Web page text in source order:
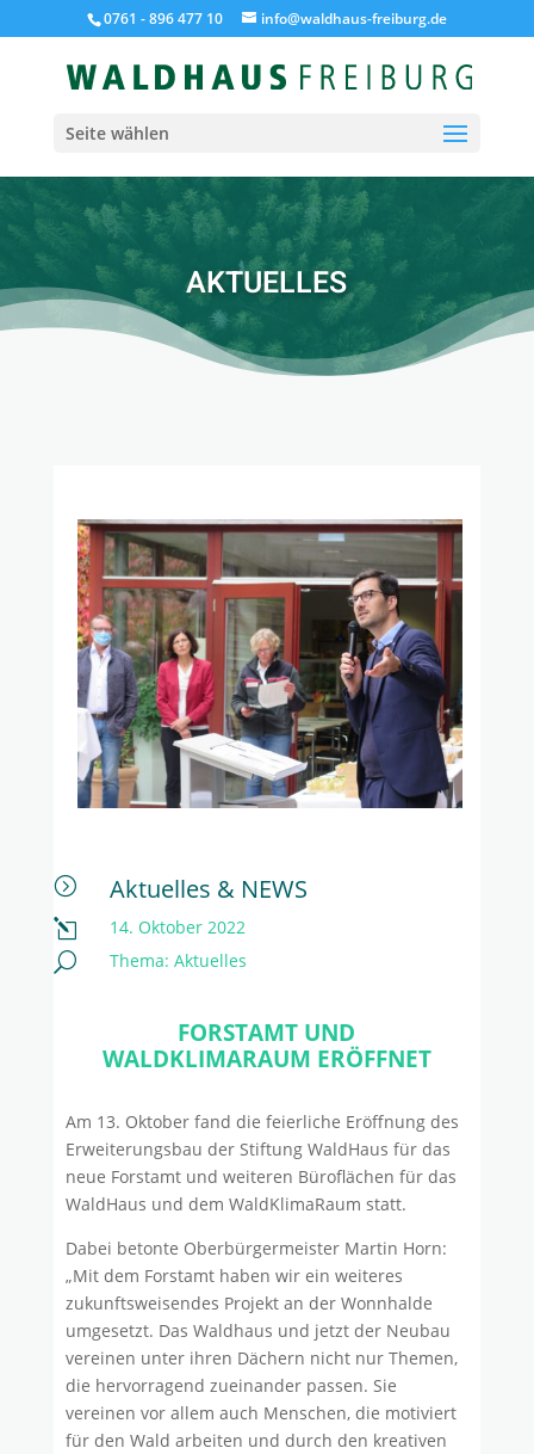
0761 - 896 477 10 info@waldhaus-freiburg.de
Seite wählen
AKTUELLES
= Aktuelles & NEWS
l
14. Oktober 2022
U
Thema: Aktuelles
FORSTAMT UND
WALDKLIMARAUM ERÖFFNET
Am 13. Oktober fand die feierliche Eröffnung des
Erweiterungsbau der Stiftung WaldHaus für das
neue Forstamt und weiteren Büroflächen für das
WaldHaus und dem WaldKlimaRaum statt.
Dabei betonte Oberbürgermeister Martin Horn:
„Mit dem Forstamt haben wir ein weiteres
zukunftsweisendes Projekt an der Wonnhalde
umgesetzt. Das Waldhaus und jetzt der Neubau
vereinen unter ihren Dächern nicht nur Themen,
die hervorragend zueinander passen. Sie
vereinen vor allem auch Menschen, die motiviert
für den Wald arbeiten und durch den kreativen